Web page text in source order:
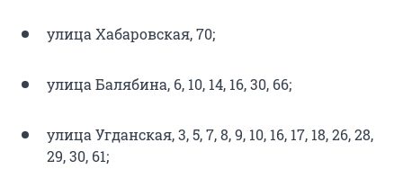
улица Хабаровская, 70;
улица Балябина, 6, 10, 14, 16, 30, 66;
улица Угданская, 3, 5, 7, 8, 9, 10, 16, 17, 18, 26, 28,
29, 30, 61;